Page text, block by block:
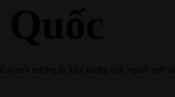
môi trường là hiện tượng con người trực